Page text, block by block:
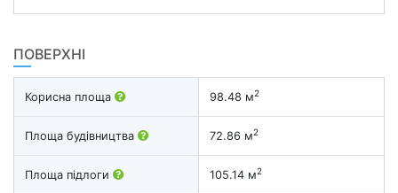
ПОВЕРХНІ
Корисна площа 98.48 м2
Площа будівництва 72.86 м2
Площа підлоги 105.14 м2